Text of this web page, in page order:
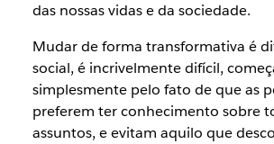
das nossas vidas e da sociedade.
Mudar de forma transformativa é
social, é incrivelmente difícil,
simplesmente pelo fato de que as
preferem ter conhecimento sobre
assuntos, e evitam aquilo que